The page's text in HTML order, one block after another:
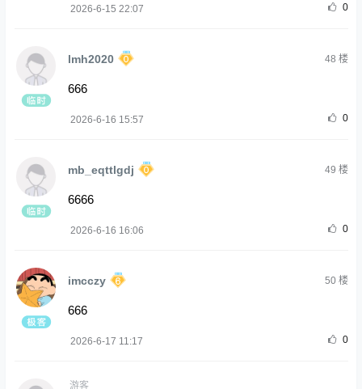
2026-6-15 22:07 0
lmh2020 48 楼
666
2026-6-16 15:57 0
mb_eqttlgdj 49 楼
6666
2026-6-16 16:06 0
imcczy 50楼
666
2026-6-17 11:17 0
游客